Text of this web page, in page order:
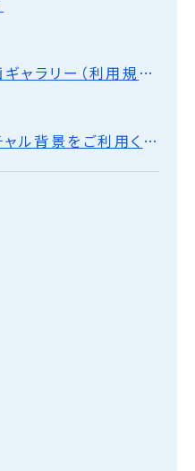
フォトギャラリー・動画ギャラリー（利用規約）
室蘭オリジナルバーチャル背景をご利用ください